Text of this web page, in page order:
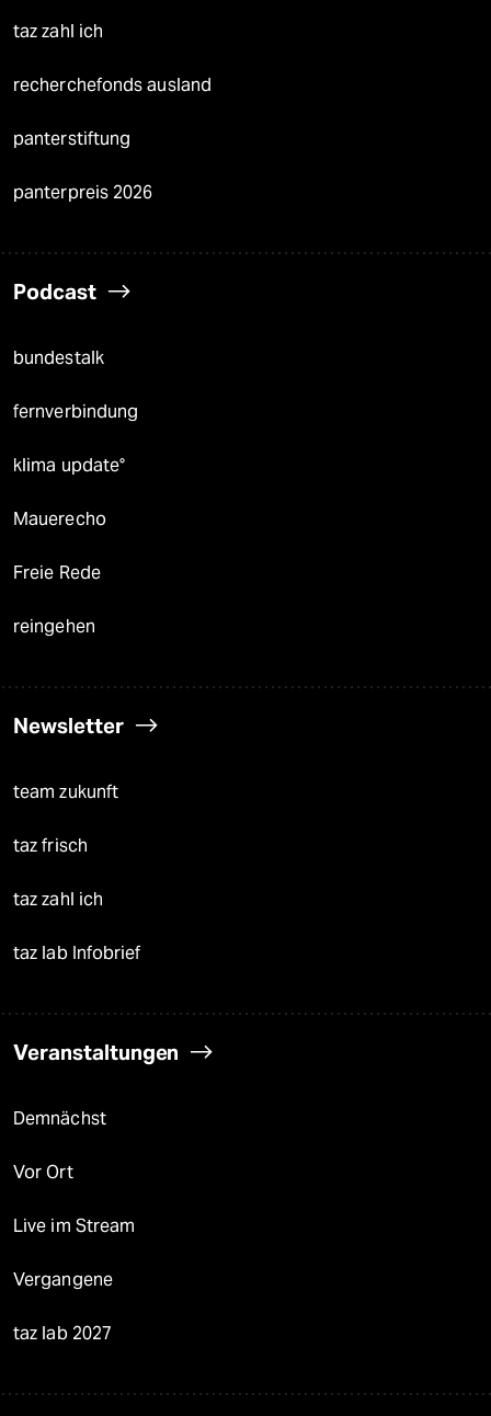
taz zahl ich
recherchefonds ausland
panterstiftung
panterpreis 2026
Podcast
bundestalk
fernverbindung
klima update°
Mauerecho
Freie Rede
reingehen
Newsletter
team zukunft
taz frisch
taz zahl ich
taz lab Infobrief
Veranstaltungen
Demnächst
Vor Ort
Live im Stream
Vergangene
taz lab 2027